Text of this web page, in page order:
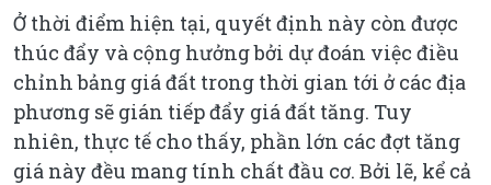
Ở thời điểm hiện tại, quyết định này còn được
thúc đẩy và cộng hưởng bởi dự đoán việc điều
chỉnh bảng giá đất trong thời gian tới ở các địa
phương sẽ gián tiếp đẩy giá đất tăng. Tuy
nhiên, thực tế cho thấy, phần lớn các đợt tăng
giá này đều mang tính chất đầu cơ. Bởi lẽ, kể cả